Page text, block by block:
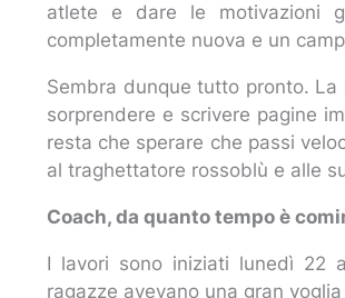
atlete e dare le motivazioni
completamente nuova e un
Sembra dunque tutto pronto.
sorprendere e scrivere pagine
resta che sperare che passi
al traghettatore rossoblù e alle
Coach, da quanto tempo è
I lavori sono iniziati lunedì 22
ragazze avevano una gran